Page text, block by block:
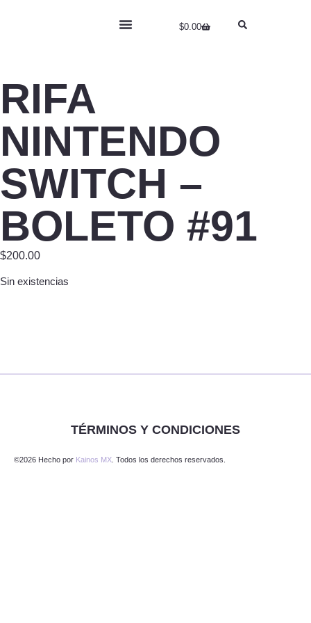
$0.00
RIFA
NINTENDO
SWITCH –
BOLETO #91
$200.00
Sin existencias
TÉRMINOS Y CONDICIONES
©2026 Hecho por Kainos MX . Todos los derechos reservados.